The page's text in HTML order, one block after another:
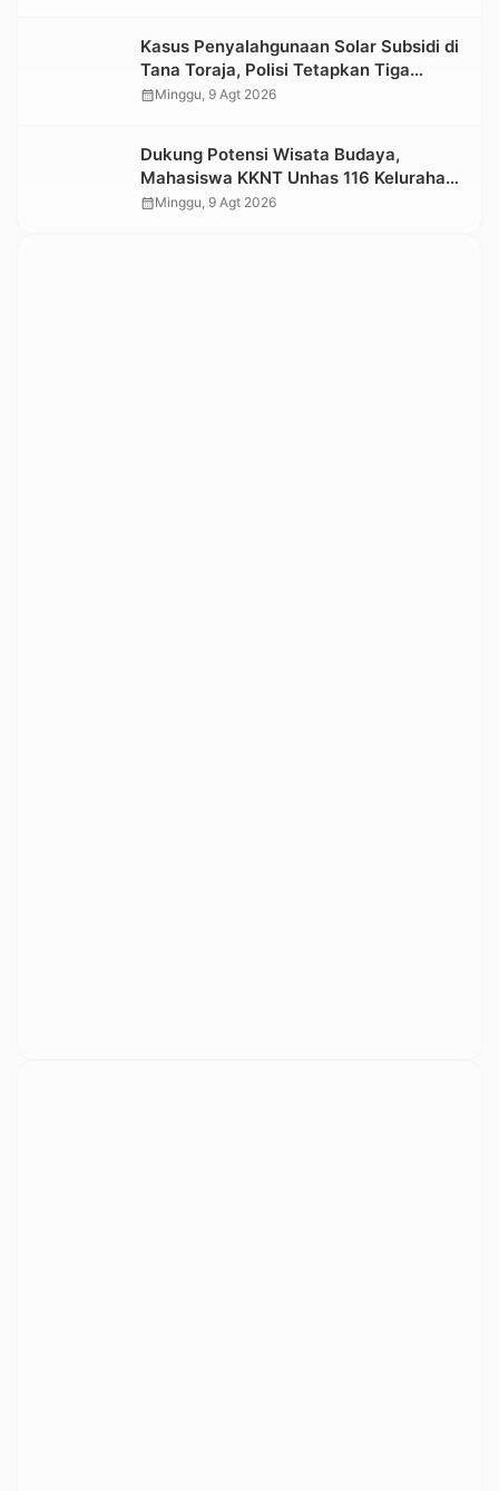
Kasus Penyalahgunaan Solar Subsidi di
Tana Toraja, Polisi Tetapkan Tiga
Tersangka Baru
calendar_monthMinggu, 9 Agt 2026
Dukung Potensi Wisata Budaya,
Mahasiswa KKNT Unhas 116 Kelurahan
Nonongan Utara Pasang Papan
calendar_monthMinggu, 9 Agt 2026